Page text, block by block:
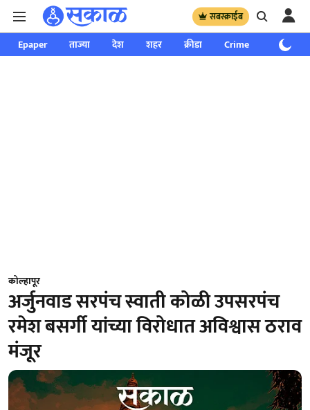
सबस्क्राईब
Epaper ताज्या देश शहर क्रीडा Crime साप्ताहिक
कोल्हापूर
अर्जुनवाड सरपंच स्वाती कोळी उपसरपंच
रमेश बसर्गी यांच्या विरोधात अविश्वास ठराव
मंजूर